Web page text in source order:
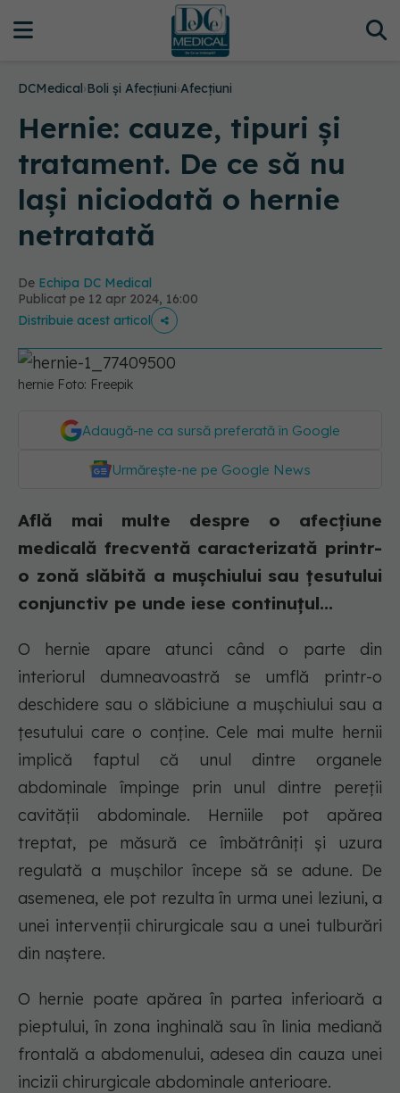
DCMedical›Boli și Afecțiuni›Afecțiuni
Hernie: cauze, tipuri și
tratament. De ce să nu
lași niciodată o hernie
netratată
De Echipa DC Medical
Publicat pe 12 apr 2024, 16:00
Distribuie acest articol
hernie Foto: Freepik
Adaugă-ne ca sursă preferată în Google
Urmărește-ne pe Google News
Află mai multe despre o afecțiune
medicală frecventă caracterizată printr-
o zonă slăbită a mușchiului sau țesutului
conjunctiv pe unde iese continuțul...
O hernie apare atunci când o parte din
interiorul dumneavoastră se umflă printr-o
deschidere sau o slăbiciune a mușchiului sau a
țesutului care o conține. Cele mai multe hernii
implică faptul că unul dintre organele
abdominale împinge prin unul dintre pereții
cavității abdominale. Herniile pot apărea
treptat, pe măsură ce îmbătrâniți și uzura
regulată a mușchilor începe să se adune. De
asemenea, ele pot rezulta în urma unei leziuni, a
unei intervenții chirurgicale sau a unei tulburări
din naștere.
O hernie poate apărea în partea inferioară a
pieptului, în zona inghinală sau în linia mediană
frontală a abdomenului, adesea din cauza unei
incizii chirurgicale abdominale anterioare.